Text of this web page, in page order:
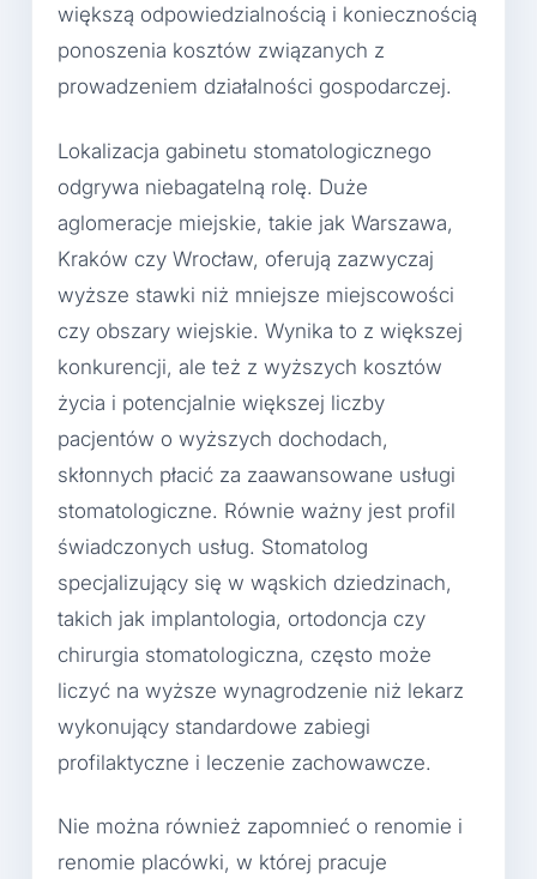
większą odpowiedzialnością i koniecznością
ponoszenia kosztów związanych z
prowadzeniem działalności gospodarczej.
Lokalizacja gabinetu stomatologicznego
odgrywa niebagatelną rolę. Duże
aglomeracje miejskie, takie jak Warszawa,
Kraków czy Wrocław, oferują zazwyczaj
wyższe stawki niż mniejsze miejscowości
czy obszary wiejskie. Wynika to z większej
konkurencji, ale też z wyższych kosztów
życia i potencjalnie większej liczby
pacjentów o wyższych dochodach,
skłonnych płacić za zaawansowane usługi
stomatologiczne. Równie ważny jest profil
świadczonych usług. Stomatolog
specjalizujący się w wąskich dziedzinach,
takich jak implantologia, ortodoncja czy
chirurgia stomatologiczna, często może
liczyć na wyższe wynagrodzenie niż lekarz
wykonujący standardowe zabiegi
profilaktyczne i leczenie zachowawcze.
Nie można również zapomnieć o renomie i
renomie placówki, w której pracuje